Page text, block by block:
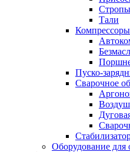
Стропы
Тали
Компрессоры
Пуско-
Сварочное
Оборудование для